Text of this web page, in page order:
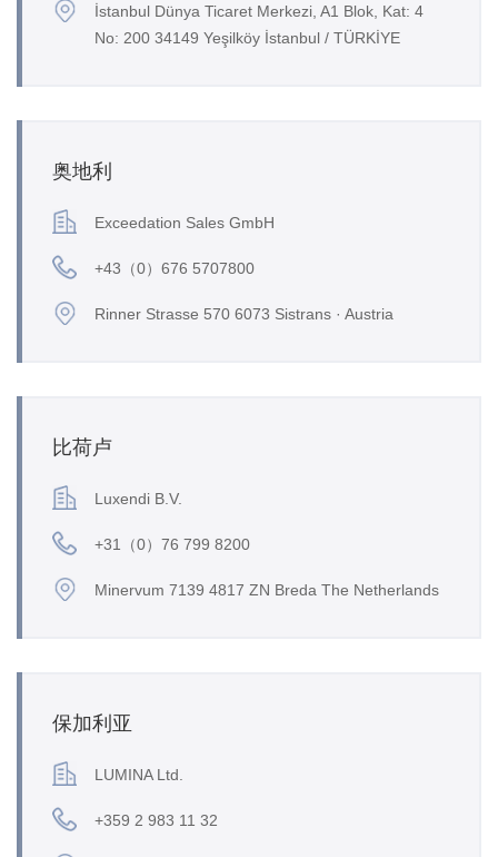
İstanbul Dünya Ticaret Merkezi, A1 Blok, Kat: 4
No: 200 34149 Yeşilköy İstanbul / TÜRKİYE
奥地利
Exceedation Sales GmbH
+43（0）676 5707800
Rinner Strasse 570 6073 Sistrans · Austria
比荷卢
Luxendi B.V.
+31（0）76 799 8200
Minervum 7139 4817 ZN Breda The Netherlands
保加利亚
LUMINA Ltd.
+359 2 983 11 32